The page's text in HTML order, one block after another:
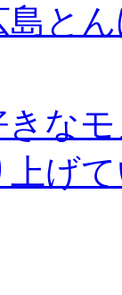
島と
きな
上げ